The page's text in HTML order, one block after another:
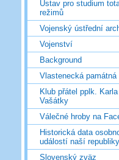
Ústav pro studium
režimů
Vojenský ústřední
Vojenství
Background
Vlastenecká
Klub přátel pplk. Karla
Vašátky
Válečné hroby na
Historická data
událostí naší republiky
Slovenský zväz